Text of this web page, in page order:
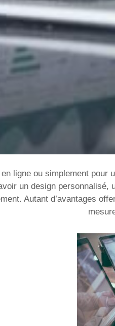
ligne ou simplement pour
un design
Autant d’avantages